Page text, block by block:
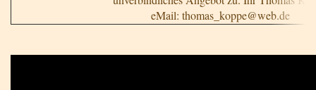
eMail: thomas_koppe@web.de